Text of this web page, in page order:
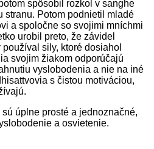
spôsobil rozkol v sanghe
stranu. Potom podnietil mladé
a spoločne so svojimi mníchmi
urobil preto, že závidel
sily, ktoré dosiahol
svojim žiakom odporúčajú
vyslobodenia a nie na iné
s čistou motiváciou,
úplne prosté a jednoznačné,
a osvietenie.